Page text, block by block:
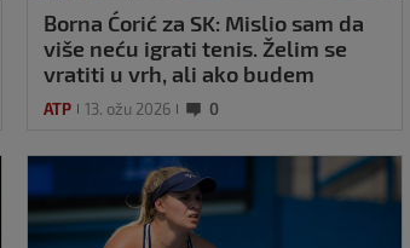
Borna Ćorić za SK: Mislio sam da
više neću igrati tenis. Želim se
vratiti u vrh, ali ako budem
prosječan, prestat ću
ATP 13. ožu 2026 0